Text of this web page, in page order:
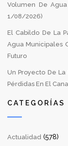
Volumen De
1/08/2026)
El Cabildo De La
Agua Municipales
Futuro
Un Proyecto De
Pérdidas En El
CATEGORÍAS
Actualidad (578)